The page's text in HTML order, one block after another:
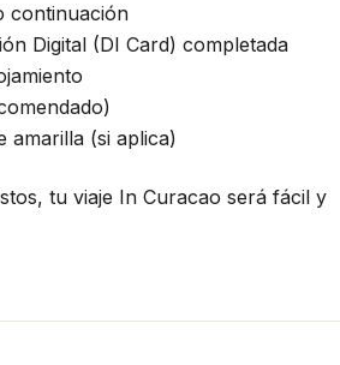
continuación
Digital (DI Card) completada
amarilla (si aplica)
tu viaje In Curacao será fácil y